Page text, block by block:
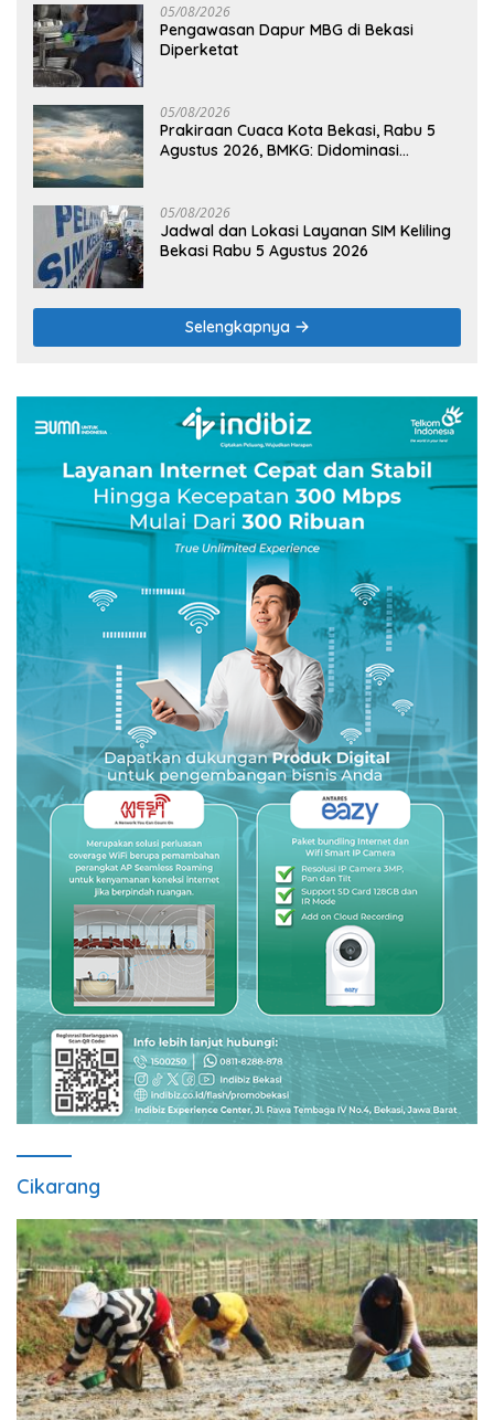
05/08/2026
Pengawasan Dapur MBG di Bekasi
Diperketat
05/08/2026
Prakiraan Cuaca Kota Bekasi, Rabu 5
Agustus 2026, BMKG: Didominasi
05/08/2026
Jadwal dan Lokasi Layanan SIM Keliling
Bekasi Rabu 5 Agustus 2026
Selengkapnya
Cikarang